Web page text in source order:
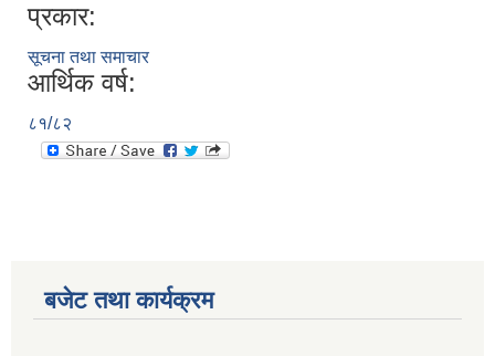
प्रकार:
सूचना तथा समाचार
आर्थिक वर्ष:
८१/८२
बजेट तथा कार्यक्रम